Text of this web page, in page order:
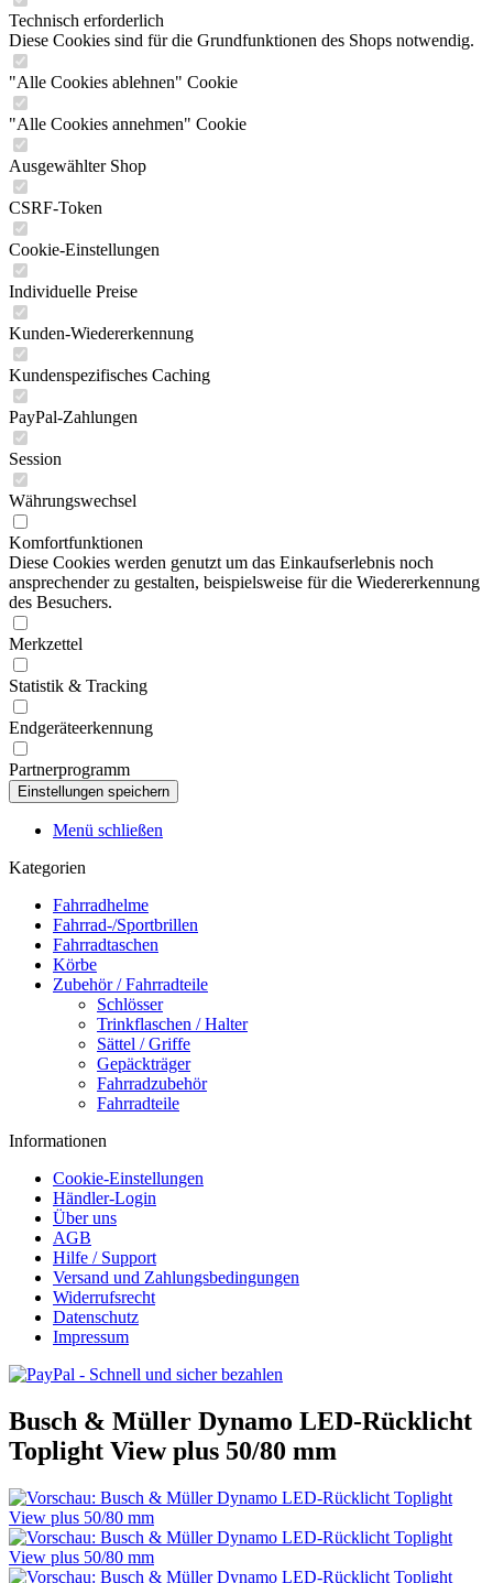
Technisch erforderlich
Diese Cookies sind für die Grundfunktionen des Shops notwendig.
"Alle Cookies ablehnen" Cookie
"Alle Cookies annehmen" Cookie
Ausgewählter Shop
CSRF-Token
Cookie-Einstellungen
Individuelle Preise
Kunden-Wiedererkennung
Kundenspezifisches Caching
PayPal-Zahlungen
Session
Währungswechsel
Komfortfunktionen
Diese Cookies werden genutzt um das Einkaufserlebnis noch
ansprechender zu gestalten, beispielsweise für die Wiedererkennung
des Besuchers.
Merkzettel
Statistik & Tracking
Endgeräteerkennung
Partnerprogramm
Menü schließen
Kategorien
Fahrradhelme
Fahrrad-/Sportbrillen
Fahrradtaschen
Körbe
Zubehör / Fahrradteile
Schlösser
Trinkflaschen / Halter
Sättel / Griffe
Gepäckträger
Fahrradzubehör
Fahrradteile
Informationen
Cookie-Einstellungen
Händler-Login
Über uns
AGB
Hilfe / Support
Versand und Zahlungsbedingungen
Widerrufsrecht
Datenschutz
Impressum
Busch & Müller Dynamo LED-Rücklicht
Toplight View plus 50/80 mm